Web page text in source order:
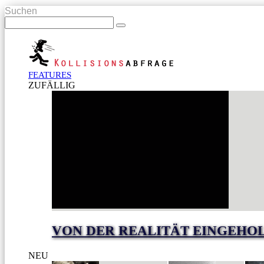
Suchen
FEATURES
ZUFÄLLIG
VON DER REALITÄT
NEU